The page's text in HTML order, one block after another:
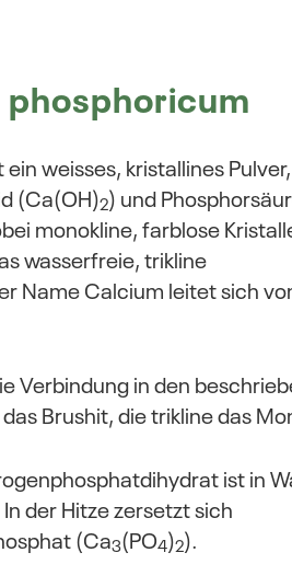
weisses, kristallines
(Ca(OH)2) und
monokline, farblose
wasserfreie, trikline
Name Calcium leitet sich
Verbindung in den
Brushit, die trikline das
ist in
der Hitze zersetzt sich
(Ca3(PO4)2).